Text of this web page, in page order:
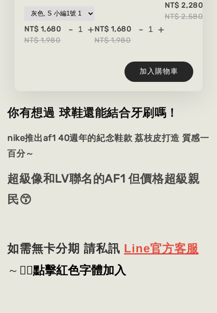
NT$ 1,680
NT$ 1,980
- +NT$ 1,680
NT$ 1,980
- +
NT$ 2,280
NT$ 2,580
加入購物車
你有想過 球鞋還能結合牙刷嗎！
nike推出af1 40週年的紀念鞋款 荔枝皮打造 質感一
百分～
超級像和LV聯名的AF1 但價格超級親
民😙
如需無卡分期 請私訊 Line官方客服
～ 👈🏻點擊紅色字體加入